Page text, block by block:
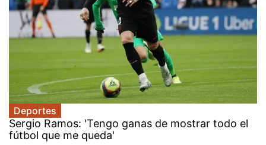
Deportes
Sergio Ramos: 'Tengo ganas de mostrar todo el
fútbol que me queda'